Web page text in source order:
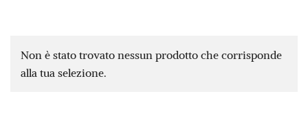
Non è stato trovato nessun prodotto che corrisponde
alla tua selezione.